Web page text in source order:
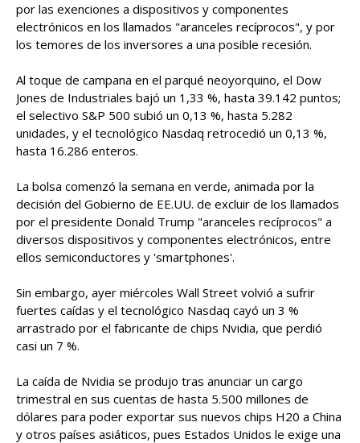
por las exenciones a dispositivos y componentes
electrónicos en los llamados "aranceles recíprocos", y por
los temores de los inversores a una posible recesión.
Al toque de campana en el parqué neoyorquino, el Dow
Jones de Industriales bajó un 1,33 %, hasta 39.142 puntos;
el selectivo S&P 500 subió un 0,13 %, hasta 5.282
unidades, y el tecnológico Nasdaq retrocedió un 0,13 %,
hasta 16.286 enteros.
La bolsa comenzó la semana en verde, animada por la
decisión del Gobierno de EE.UU. de excluir de los llamados
por el presidente Donald Trump "aranceles recíprocos" a
diversos dispositivos y componentes electrónicos, entre
ellos semiconductores y 'smartphones'.
Sin embargo, ayer miércoles Wall Street volvió a sufrir
fuertes caídas y el tecnológico Nasdaq cayó un 3 %
arrastrado por el fabricante de chips Nvidia, que perdió
casi un 7 %.
La caída de Nvidia se produjo tras anunciar un cargo
trimestral en sus cuentas de hasta 5.500 millones de
dólares para poder exportar sus nuevos chips H20 a China
y otros países asiáticos, pues Estados Unidos le exige una